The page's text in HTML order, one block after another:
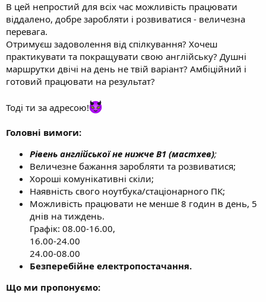
В цей непростий для всіх час можливість працювати
віддалено, добре заробляти і розвиватися - величезна
перевага.
Отримуєш задоволення від спілкування? Хочеш
практикувати та покращувати свою англійську? Душні
маршрутки двічі на день не твій варіант? Амбіційний і
готовий працювати на результат?
Тоді ти за адресою!
Головні вимоги:
Рівень англійськоїне нижче B1 (мастхев);
Величезне бажання заробляти та розвиватися;
Хороші комунікативні скіли;
Наявність свого ноутбука/стаціонарного ПК;
Можливість працювати не менше 8 годин в день, 5
днів на тиждень.
Графік: 08.00-16.00,
16.00-24.00
24.00-08.00
Безперебійне електропостачання.
Що ми пропонуємо: